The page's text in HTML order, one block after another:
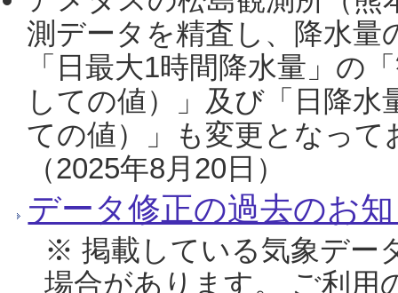
測データを精査し、降水
「日最大1時間降水量」の
しての値）」及び「日降
ての値）」も変更となっ
（2025年8月20日）
データ修正の過去のお
※ 掲載している気象デー
場合があります。 ご利用